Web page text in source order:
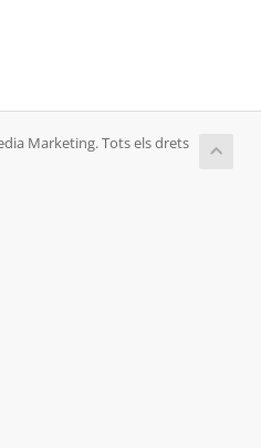
Marketing. Tots els drets